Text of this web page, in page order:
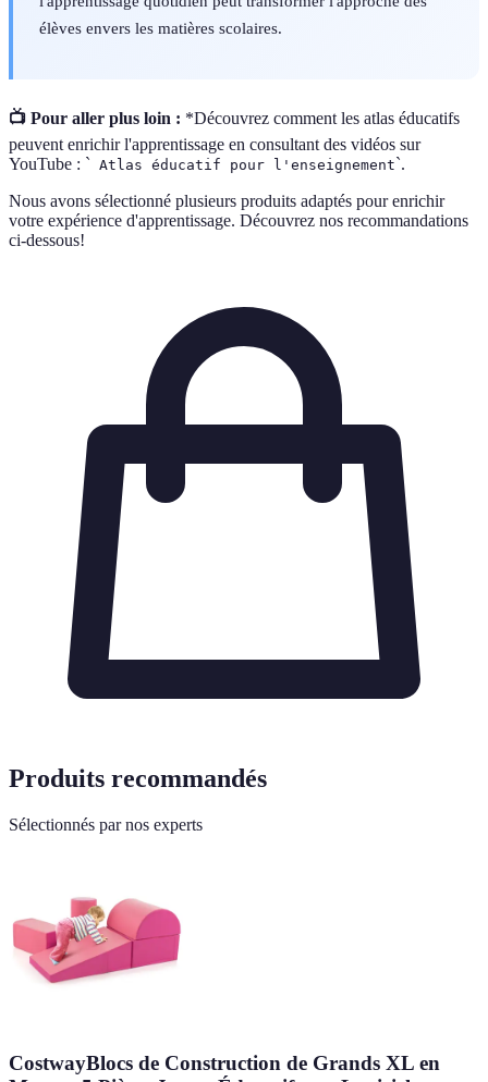
élèves envers les matières scolaires.
📺 Pour aller plus loin : *Découvrez comment les atlas éducatifs
peuvent enrichir l'apprentissage en consultant des vidéos sur
YouTube : ` Atlas éducatif pour l'enseignement `.
Nous avons sélectionné plusieurs produits adaptés pour enrichir
votre expérience d'apprentissage. Découvrez nos recommandations
ci-dessous!
Produits recommandés
Sélectionnés par nos experts
CostwayBlocs de Construction de Grands XL en